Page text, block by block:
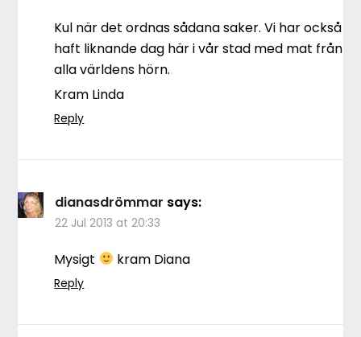
Kul när det ordnas sådana saker. Vi har också
haft liknande dag här i vår stad med mat från
alla världens hörn.
Kram Linda
Reply
dianasdrömmar says:
22 Jul 2013 at 20:33
Mysigt kram Diana
Reply